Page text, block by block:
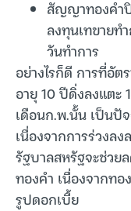
สัญญาทองคำ
ลงทุนเทขายท
วันทำการ
อย่างไรก็ดี การที่อั
อายุ 10 ปีดิ่งลงแตะ
เดือนก.พ.นั้น เป็นปั
เนื่องจากการร่วงล
รัฐบาลสหรัฐจะช่วย
ทองคำ เนื่องจากท
รูปดอกเบี้ย